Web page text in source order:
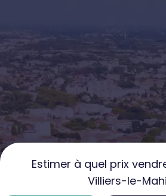
Estimer à quel prix
Villiers-le-